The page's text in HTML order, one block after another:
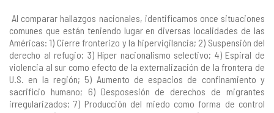
Al comparar hallazgos nacionales, identificamos once situaciones
comunes que están teniendo lugar en diversas localidades de las
Américas: 1) Cierre fronterizo y la hipervigilancia; 2) Suspensión del
derecho al refugio; 3) Híper nacionalismo selectivo; 4) Espiral de
violencia al sur como efecto de la externalización de la frontera de
U.S. en la región; 5) Aumento de espacios de confinamiento y
sacrificio humano; 6) Desposesión de derechos de migrantes
irregularizados; 7) Producción del miedo como forma de control